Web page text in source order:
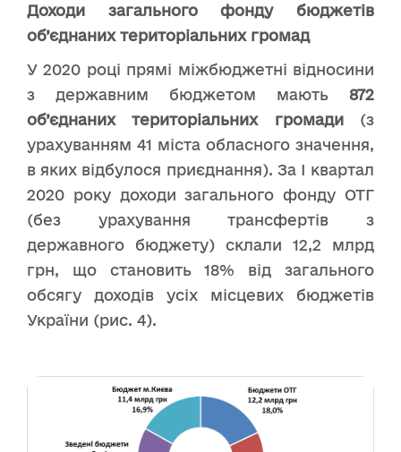
Доходи загального фонду бюджетів
об’єднаних територіальних громад
У 2020 році прямі міжбюджетні відносини
з державним бюджетом мають 872
об’єднаних територіальних громади(з
урахуванням 41 міста обласного значення,
в яких відбулося приєднання). За І квартал
2020 року доходи загального фонду ОТГ
(без урахування трансфертів з
державного бюджету) склали 12,2 млрд
грн, що становить 18% від загального
обсягу доходів усіх місцевих бюджетів
України (рис. 4).